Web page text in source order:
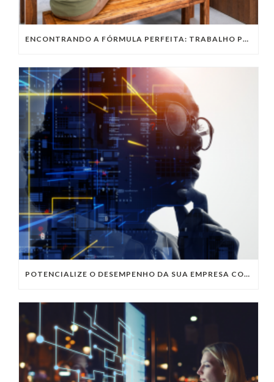
ENCONTRANDO A FÓRMULA PERFEITA: TRABALHO PRESENCIAL, HOME OFFICE OU TRABALHO HÍBRIDO?
POTENCIALIZE O DESEMPENHO DA SUA EMPRESA COM OS SERVIÇOS DE TI DA VIVO VITA